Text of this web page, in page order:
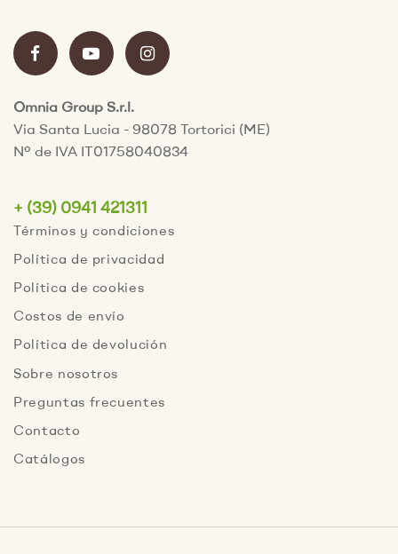
Omnia Group S.r.l.
Via Santa Lucia - 98078 Tortorici (ME)
Nº de IVA IT01758040834
+ (39) 0941 421311
Términos y condiciones
Política de privacidad
Política de cookies
Costos de envío
Política de devolución
Sobre nosotros
Preguntas frecuentes
Contacto
Catálogos